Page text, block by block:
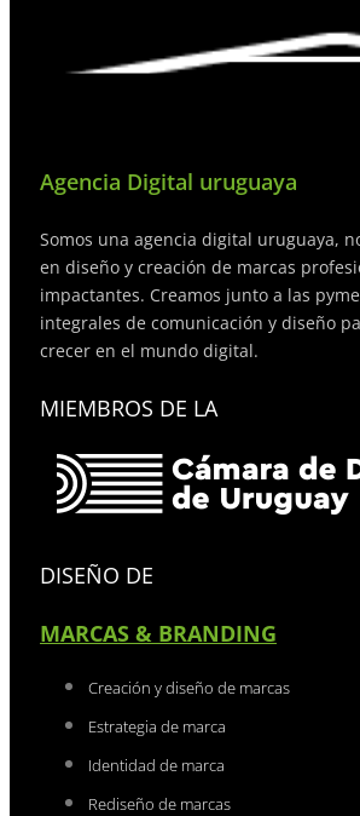
Agencia Digital uruguaya
Somos una agencia digital uruguaya,
en diseño y creación de marcas
impactantes. Creamos junto a las
integrales de comunicación y diseño
crecer en el mundo digital.
MIEMBROS DE LA
DISEÑO DE
MARCAS & BRANDING
Creación y diseño de marcas
Estrategia de marca
Identidad de marca
Rediseño de marcas